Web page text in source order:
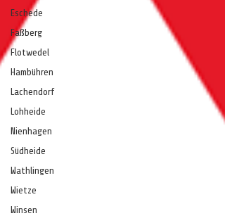
Eschede
Faßberg
Flotwedel
Hambühren
Lachendorf
Lohheide
Nienhagen
Südheide
Wathlingen
Wietze
Winsen